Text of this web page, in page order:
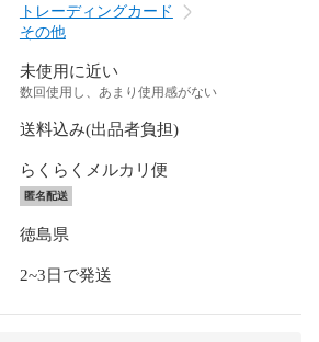
トレーディングカード
その他
未使用に近い
数回使用し、あまり使用感がない
送料込み(出品者負担)
らくらくメルカリ便
匿名配送
徳島県
2~3日で発送